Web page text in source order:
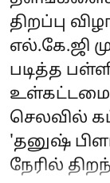
திறப்பு
எல்.கே.ஜி
படித்த
செலவில்
'தனுஷ்
நேரில்